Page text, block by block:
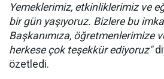
Yemeklerimiz, etkinliklerimiz ve
bir gün yaşıyoruz. Bizlere bu
Başkanımıza, öğretmenlerimize
herkese çok teşekkür ediyoruz"
özetledi.